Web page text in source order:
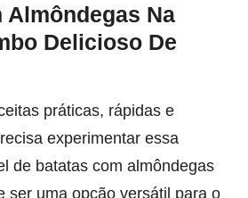
Almôndegas Na
Delicioso De
práticas, rápidas e
experimentar essa
de batatas com almôndegas
ser uma opção versátil para o